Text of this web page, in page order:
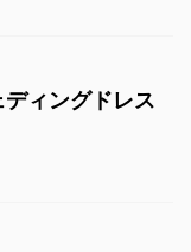
ィングドレス